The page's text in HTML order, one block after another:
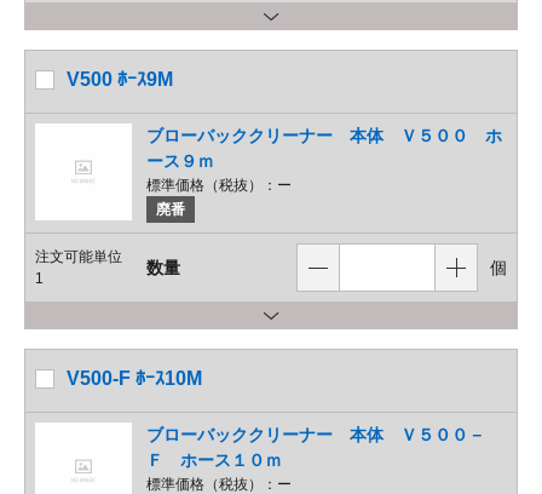
V500 ﾎｰｽ9M
ブローバッククリーナー 本体 Ｖ５００ ホ
ース９ｍ
標準価格（税抜）： ー
廃番
注文可能単位
1
数量 個
V500-F ﾎｰｽ10M
ブローバッククリーナー 本体 Ｖ５００－
Ｆ ホース１０ｍ
標準価格（税抜）： ー